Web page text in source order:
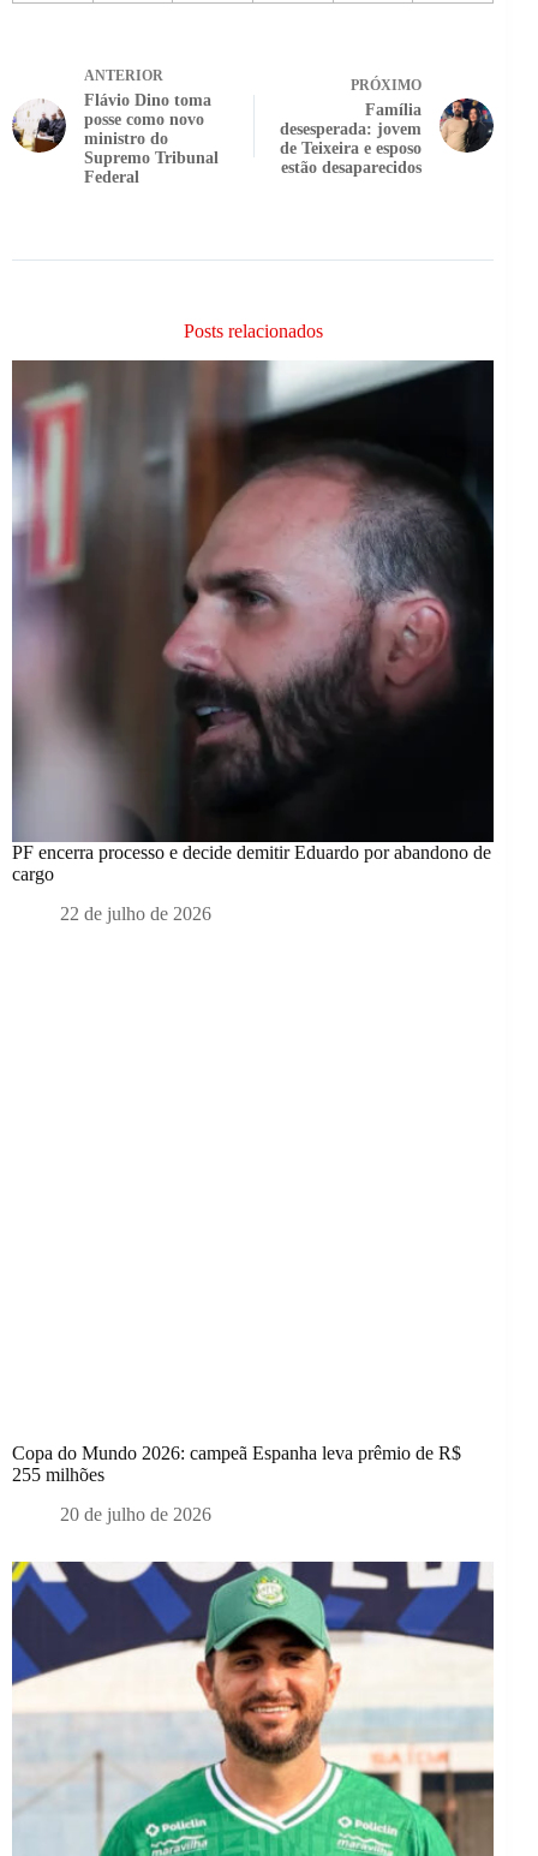
ANTERIOR
Flávio Dino toma
posse como novo
ministro do
Supremo Tribunal
Federal
PRÓXIMO
Família
desesperada: jovem
de Teixeira e esposo
estão desaparecidos
Posts relacionados
PF encerra processo e decide demitir Eduardo por abandono de
cargo
22 de julho de 2026
Copa do Mundo 2026: campeã Espanha leva prêmio de R$
255 milhões
20 de julho de 2026